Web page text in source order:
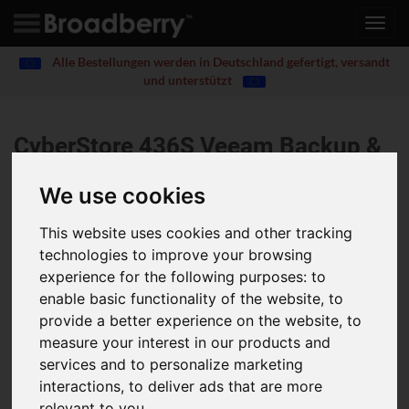
We use cookies
This website uses cookies and other tracking
technologies to improve your browsing
experience for the following purposes:to
enable basic functionality of the website,to
provide a better experience on the website,to
measure your interest in our products and
services and to personalize marketing
interactions,to deliver ads that are more
Alle Bestellungen werden in Deutschland gefertigt, versandt
und unterstützt
CyberStore 436S Veeam Backup &
Replication Storage Appliance Pre-Configured with
Veeam Availability Suite
Pre-Configured with Veeam Availability Suite Enterprise Plus
for VMware (includes Backup & Replication Enterprise Plus +
Veeam ONE)
Restore all data and virtual machines < 15 mins
Up to 2x Intel Intel Xeon Scalable Processors 4th Generation
and Intel Xeon Scalable Processors 5th Generation